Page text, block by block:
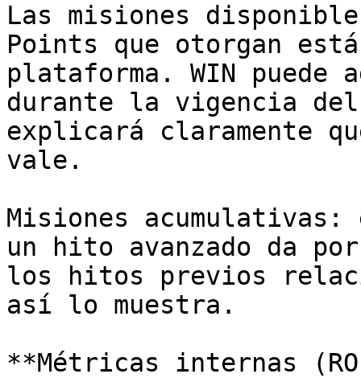
Las misiones
Points que otorgan
plataforma. WIN puede
durante la vigencia
explicará claramente
vale.
Misiones acumulativas:
un hito avanzado da
los hitos previos
así lo muestra.
**Métricas internas